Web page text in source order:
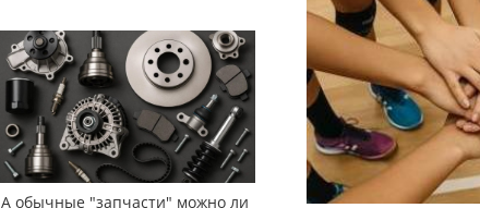
А обычные "запчасти" можно ли